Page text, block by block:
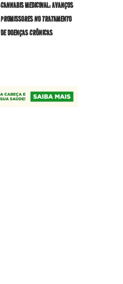
CANNABIS MEDICINAL: AVANÇOS
PROMISSORES NO TRATAMENTO
DE DOENÇAS CRÔNICAS